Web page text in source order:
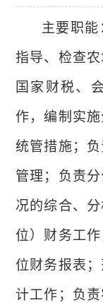
主要职能
指导、检查
国家财税、
作，编制实
统管措施；
管理；负责
况的综合、
位）财务工
位财务报表
计工作；负